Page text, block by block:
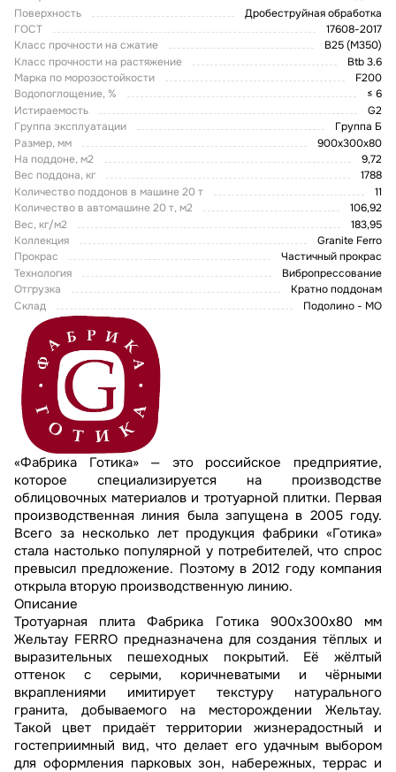
Поверхность
Дробеструйная обработка
ГОСТ
17608-2017
Класс прочности на сжатие
В25 (М350)
Класс прочности на растяжение
Btb 3.6
Марка по морозостойкости
F200
Водопоглощение, %
≤ 6
Истираемость
G2
Группа эксплуатации
Группа Б
Размер, мм
900x300x80
На поддоне, м2
9,72
Вес поддона, кг
1788
Количество поддонов в машине 20 т
11
Количество в автомашине 20 т, м2
106,92
Вес, кг/м2
183,95
Коллекция
Granite Ferro
Прокрас
Частичный прокрас
Технология
Вибропрессование
Отгрузка
Кратно поддонам
Склад
Подолино - МО
«Фабрика Готика» — это российское предприятие,
которое специализируется на производстве
облицовочных материалов и тротуарной плитки. Первая
производственная линия была запущена в 2005 году.
Всего за несколько лет продукция фабрики «Готика»
стала настолько популярной у потребителей, что спрос
превысил предложение. Поэтому в 2012 году компания
открыла вторую производственную линию.
Описание
Тротуарная плита Фабрика Готика 900х300х80 мм
Жельтау FERRO предназначена для создания тёплых и
выразительных пешеходных покрытий. Её жёлтый
оттенок с серыми, коричневатыми и чёрными
вкраплениями имитирует текстуру натурального
гранита, добываемого на месторождении Жельтау.
Такой цвет придаёт территории жизнерадостный и
гостеприимный вид, что делает его удачным выбором
для оформления парковых зон, набережных, террас и